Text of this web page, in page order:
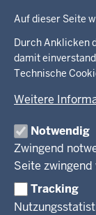
Auf dieser Seite
Durch Anklicken
damit
Technische
Weitere
Notwendig
Zwingend
Seite
Tracking
Menü
in
der
Fußzeile
Startseite
Ministerium
Leitung des
Organisation
Arbeitgeber
Rechtsgrundlagen
Kultur
Wissenschaft,
Presse
Service